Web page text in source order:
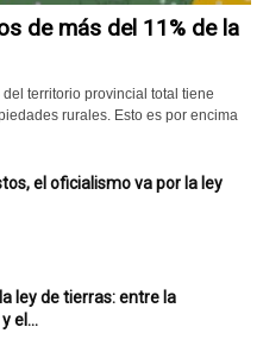
de más del 11% de la
territorio provincial total tiene
rurales. Esto es por encima
el oficialismo va por la ley
ley de tierras: entre la
el...